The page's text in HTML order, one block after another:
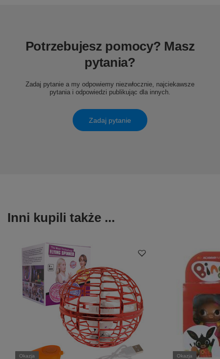
Potrzebujesz pomocy? Masz
pytania?
Zadaj pytanie a my odpowiemy niezwłocznie, najciekawsze
pytania i odpowiedzi publikując dla innych.
Zadaj pytanie
Inni kupili także ...
Okazja Okazja